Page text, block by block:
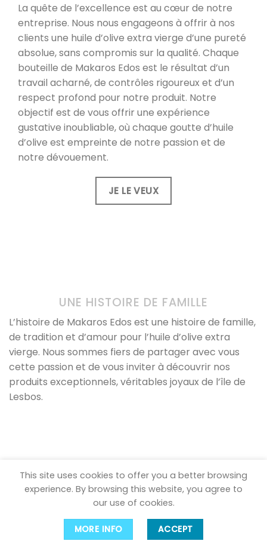
La quête de l’excellence est au cœur de notre
entreprise. Nous nous engageons à offrir à nos
clients une huile d’olive extra vierge d’une pureté
absolue, sans compromis sur la qualité. Chaque
bouteille de Makaros Edos est le résultat d’un
travail acharné, de contrôles rigoureux et d’un
respect profond pour notre produit. Notre
objectif est de vous offrir une expérience
gustative inoubliable, où chaque goutte d’huile
d’olive est empreinte de notre passion et de
notre dévouement.
JE LE VEUX
UNE HISTOIRE DE FAMILLE
L’histoire de Makaros Edos est une histoire de famille,
de tradition et d’amour pour l’huile d’olive extra
vierge. Nous sommes fiers de partager avec vous
cette passion et de vous inviter à découvrir nos
produits exceptionnels, véritables joyaux de l’île de
Lesbos.
Copyright 2026 © MAKAROS EDOS
This site uses cookies to offer you a better browsing
experience. By browsing this website, you agree to
our use of cookies.
MORE INFO ACCEPT